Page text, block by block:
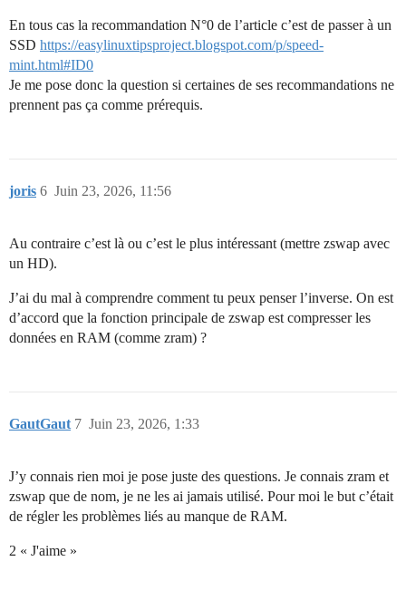
En tous cas la recommandation N°0 de l’article c’est de passer à un
SSD https://easylinuxtipsproject.blogspot.com/p/speed-
mint.html#ID0
Je me pose donc la question si certaines de ses recommandations ne
prennent pas ça comme prérequis.
joris Juin 23, 2026, 11:56
6
Au contraire c’est là ou c’est le plus intéressant (mettre zswap avec
un HD).
J’ai du mal à comprendre comment tu peux penser l’inverse. On est
d’accord que la fonction principale de zswap est compresser les
données en RAM (comme zram) ?
GautGaut Juin 23, 2026, 1:33
7
J’y connais rien moi je pose juste des questions. Je connais zram et
zswap que de nom, je ne les ai jamais utilisé. Pour moi le but c’était
de régler les problèmes liés au manque de RAM.
2 « J'aime »